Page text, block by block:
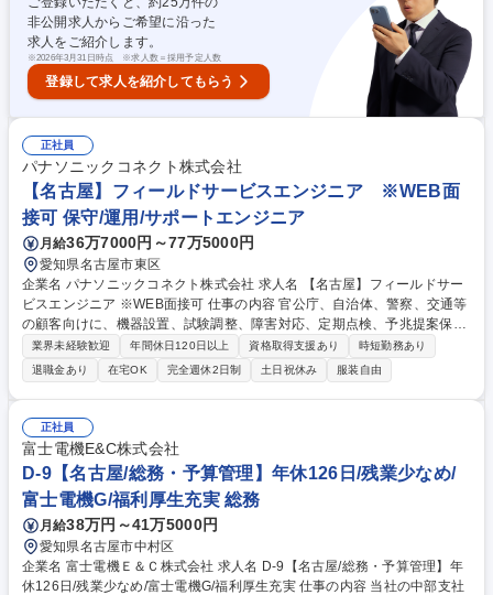
繁忙期あり/制度や法律を理解し、各校・各本部と連携し、学校運営・法人
運営を支える責任あるポジションです。 ※本人の適性に応じて担当業務を
判断。徐々に業務範囲を広げて頂きます。 募集職種 【名古屋】学校法人
統轄本部メンバー/モード学園・HAL等の運営管理ポジション
非公開求人からご希望に沿った
求人をご紹介します。
※2026年3月31日時点 ※求人数＝採用予定人数
登録して求人を紹介してもらう
正社員
パナソニックコネクト株式会社
【名古屋】フィールドサービスエンジニア ※WEB面
接可 保守/運用/サポートエンジニア
月給36万7000円～77万5000円
愛知県名古屋市東区
企業名 パナソニックコネクト株式会社 求人名 【名古屋】フィールドサー
ビスエンジニア ※WEB面接可 仕事の内容 官公庁、自治体、警察、交通等
の顧客向けに、機器設置、試験調整、障害対応、定期点検、予兆提案保守
等を担当。顧客業務に深く入り込み、課題抽出から改善提案、システム全
体の課題解決まで推進します。 ■顧客向け機器導入、試験調整 ■障害対
応、定期点検、予兆提案保守 ■顧客の現場改善や課題解決提案 ■社内外関
係者との連携、調整 ■現場プロセス改善や保守品質向上 ※建物の加工/改
変等なし 【仕事の魅力】官公庁、自治体、警察、交通等の社会インフラ領
域を支える顧客に近い立場で、フィールドサポート経験を活かせます。現
場起点で課題を捉え、システム全体の改善へ踏み込めます。 募集職種
【名古屋】フィールドサービスエンジニア ※WEB面接可
業界未経験歓迎 年間休日120日以上 資格取得支援あり
時短勤務あり
退職金あり
在宅OK 完全週休2日制 土日祝休み 服装自由
正社員
富士電機E&C株式会社
D-9【名古屋/総務・予算管理】年休126日/残業少なめ/
富士電機G/福利厚生充実 総務
月給38万円～41万5000円
愛知県名古屋市中村区
企業名 富士電機Ｅ＆Ｃ株式会社 求人名 D-9【名古屋/総務・予算管理】年
休126日/残業少なめ/富士電機G/福利厚生充実 仕事の内容 当社の中部支社